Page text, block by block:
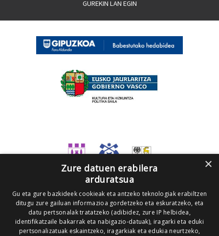
GUREKIN LAN EGIN
×
Zure datuen erabilera
arduratsua
Gu eta gure bazkideek cookieak eta antzeko teknologiak erabiltzen
ditugu zure gailuan informazioa gordetzeko eta eskuratzeko, eta
datu pertsonalak tratatzeko (adibidez, zure IP helbidea,
identifikatzaile bakarrak eta nabigazio-datuak), iragarki eta eduki
pertsonalizatuak eskaintzeko, iragarkiak eta edukia neurtzeko,